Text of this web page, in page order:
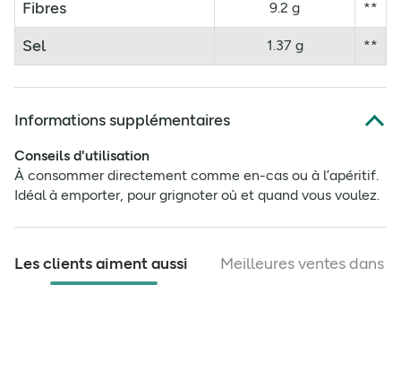
Fibres 9.2 g **
Sel 1.37 g **
Informations supplémentaires
Conseils d'utilisation
À consommer directement comme en-cas ou à l’apéritif.
Idéal à emporter, pour grignoter où et quand vous voulez.
Les clients aiment aussi Meilleures ventes dans